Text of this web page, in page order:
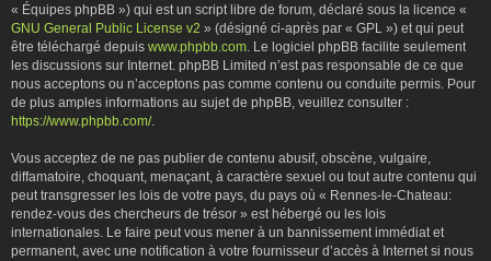
« Équipes phpBB ») qui est un script libre de forum, déclaré sous la licence «
GNU General Public License v2 » (désigné ci-après par « GPL ») et qui peut
être téléchargé depuis www.phpbb.com. Le logiciel phpBB facilite seulement
les discussions sur Internet. phpBB Limited n’est pas responsable de ce que
nous acceptons ou n’acceptons pas comme contenu ou conduite permis. Pour
de plus amples informations au sujet de phpBB, veuillez consulter :
https://www.phpbb.com/.
Vous acceptez de ne pas publier de contenu abusif, obscène, vulgaire,
diffamatoire, choquant, menaçant, à caractère sexuel ou tout autre contenu qui
peut transgresser les lois de votre pays, du pays où « Rennes-le-Chateau:
rendez-vous des chercheurs de trésor » est hébergé ou les lois
internationales. Le faire peut vous mener à un bannissement immédiat et
permanent, avec une notification à votre fournisseur d’accès à Internet si nous